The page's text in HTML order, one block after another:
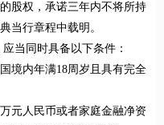
股权，承诺三年内不将所持
当行章程中载明。
当同时具备以下条件：
境内年满18周岁且具有完全
元人民币或者家庭金融净资